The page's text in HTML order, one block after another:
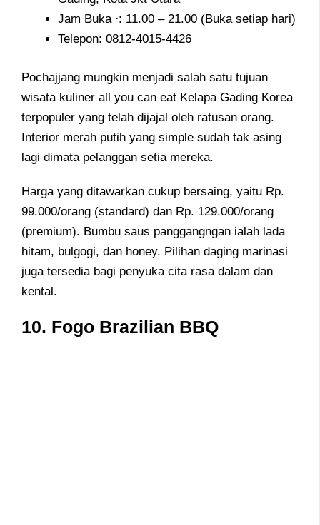
Jam Buka ⋅: 11.00 – 21.00 (Buka setiap hari)
Telepon: 0812-4015-4426
Pochajjang mungkin menjadi salah satu tujuan
wisata kuliner all you can eat Kelapa Gading Korea
terpopuler yang telah dijajal oleh ratusan orang.
Interior merah putih yang simple sudah tak asing
lagi dimata pelanggan setia mereka.
Harga yang ditawarkan cukup bersaing, yaitu Rp.
99.000/orang (standard) dan Rp. 129.000/orang
(premium). Bumbu saus panggangngan ialah lada
hitam, bulgogi, dan honey. Pilihan daging marinasi
juga tersedia bagi penyuka cita rasa dalam dan
kental.
10. Fogo Brazilian BBQ